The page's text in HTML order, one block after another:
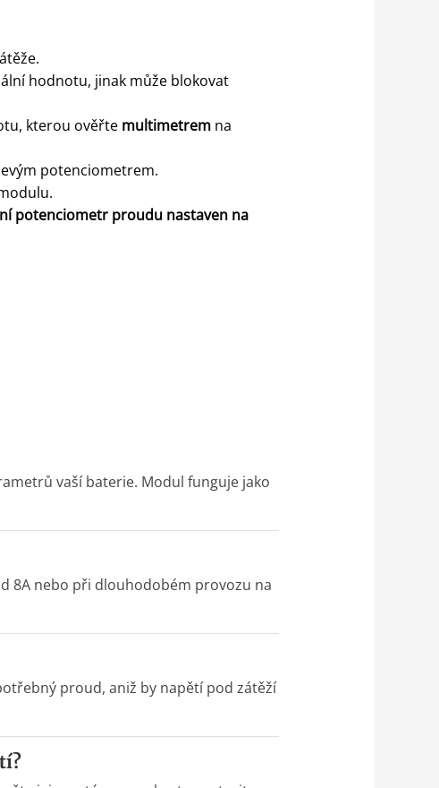
hodnotu, jinak může blokovat
kterou ověřte multimetremna
potenciometrem.
potenciometr proudu nastaven na
vaší baterie. Modul funguje jako
8A nebo při dlouhodobém provozu na
proud, aniž by napětí pod zátěží